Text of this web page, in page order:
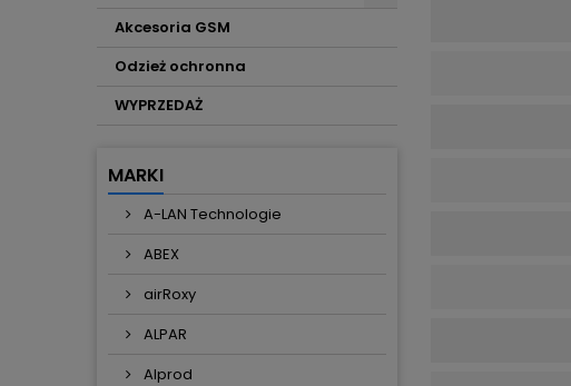
Akcesoria GSM
Odzież ochronna
WYPRZEDAŻ
MARKI
A-LAN Technologie
ABEX
airRoxy
ALPAR
Alprod